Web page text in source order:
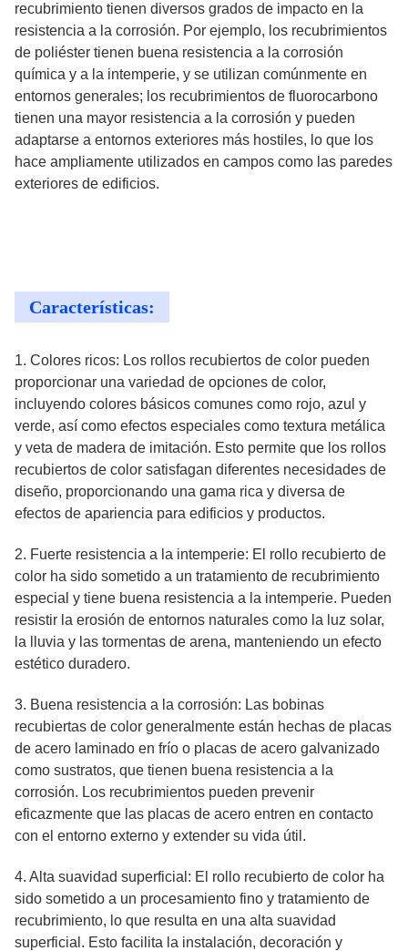
recubrimiento tienen diversos grados de impacto en la
resistencia a la corrosión. Por ejemplo, los recubrimientos
de poliéster tienen buena resistencia a la corrosión
química y a la intemperie, y se utilizan comúnmente en
entornos generales; los recubrimientos de fluorocarbono
tienen una mayor resistencia a la corrosión y pueden
adaptarse a entornos exteriores más hostiles, lo que los
hace ampliamente utilizados en campos como las paredes
exteriores de edificios.
Características:
1. Colores ricos: Los rollos recubiertos de color pueden
proporcionar una variedad de opciones de color,
incluyendo colores básicos comunes como rojo, azul y
verde, así como efectos especiales como textura metálica
y veta de madera de imitación. Esto permite que los rollos
recubiertos de color satisfagan diferentes necesidades de
diseño, proporcionando una gama rica y diversa de
efectos de apariencia para edificios y productos.
2. Fuerte resistencia a la intemperie: El rollo recubierto de
color ha sido sometido a un tratamiento de recubrimiento
especial y tiene buena resistencia a la intemperie. Pueden
resistir la erosión de entornos naturales como la luz solar,
la lluvia y las tormentas de arena, manteniendo un efecto
estético duradero.
3. Buena resistencia a la corrosión: Las bobinas
recubiertas de color generalmente están hechas de placas
de acero laminado en frío o placas de acero galvanizado
como sustratos, que tienen buena resistencia a la
corrosión. Los recubrimientos pueden prevenir
eficazmente que las placas de acero entren en contacto
con el entorno externo y extender su vida útil.
4. Alta suavidad superficial: El rollo recubierto de color ha
sido sometido a un procesamiento fino y tratamiento de
recubrimiento, lo que resulta en una alta suavidad
superficial. Esto facilita la instalación, decoración y